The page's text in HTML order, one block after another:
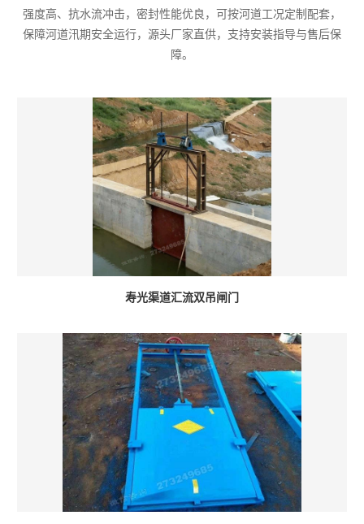
强度高、抗水流冲击，密封性能优良，可按河道工况定制配套，
保障河道汛期安全运行，源头厂家直供，支持安装指导与售后保
障。
寿光渠道汇流双吊闸门